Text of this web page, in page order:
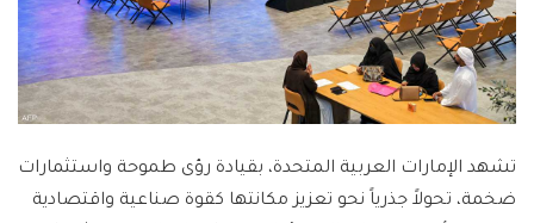
تشهد الإمارات العربية المتحدة، بقيادة رؤى طموحة واستثمارات
ضخمة، تحولاً جذرياً نحو تعزيز مكانتها كقوة صناعية واقتصادية